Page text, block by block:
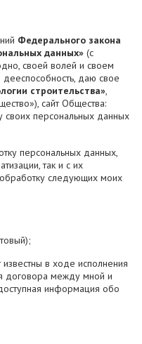
Федерального закона
данных» (с
своей волей и своем
даю свое
строительства»,
сайт Общества:
своих персональных данных
персональных данных,
так и с их
следующих моих
в ходе исполнения
договора между мной и
информация обо